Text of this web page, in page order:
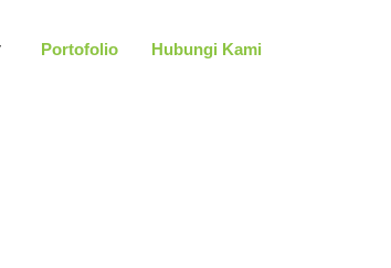
Portofolio Hubungi Kami